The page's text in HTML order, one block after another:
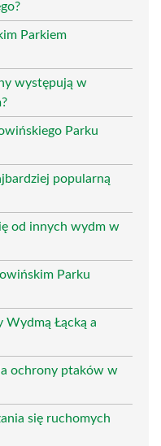
Parkiem
występują w
Parku
popularną
od innych wydm w
Parku
Wydmą Łącką a
ochrony ptaków w
się ruchomych